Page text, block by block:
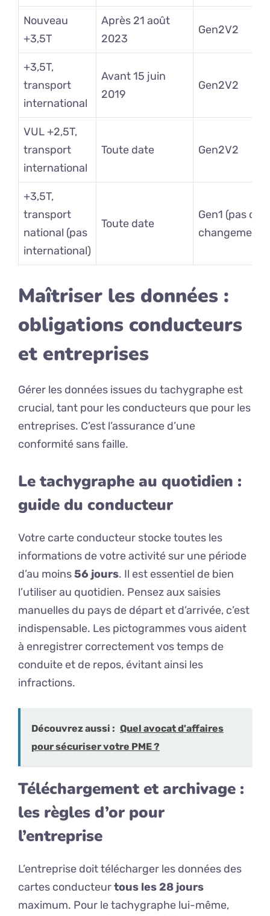
Nouveau
+3,5T
Après 21 août
2023
Gen2V2
+3,5T,
transport
international
Avant 15 juin
2019
Gen2V2
VUL +2,5T,
transport
international
Toute date Gen2V2
+3,5T,
transport
national (pas
international)
Toute date
Gen1 (pas de
changement)
Maîtriser les données :
obligations conducteurs
et entreprises
Gérer les données issues du tachygraphe est
crucial, tant pour les conducteurs que pour les
entreprises. C’est l’assurance d’une
conformité sans faille.
Le tachygraphe au quotidien :
guide du conducteur
Votre carte conducteur stocke toutes les
informations de votre activité sur une période
d’au moins56 jours. Il est essentiel de bien
l’utiliser au quotidien. Pensez aux saisies
manuelles du pays de départ et d’arrivée, c’est
indispensable. Les pictogrammes vous aident
à enregistrer correctement vos temps de
conduite et de repos, évitant ainsi les
infractions.
Découvrez aussi : Quel avocat d'affaires
pour sécuriser votre PME ?
Téléchargement et archivage :
les règles d’or pour
l’entreprise
L’entreprise doit télécharger les données des
cartes conducteurtous les 28 jours
maximum. Pour le tachygraphe lui-même,